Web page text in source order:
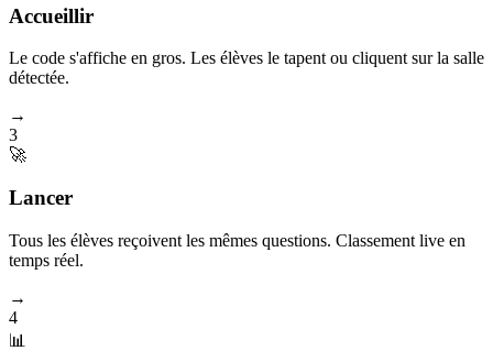
Accueillir
Le code s'affiche en gros. Les élèves le tapent ou cliquent sur la salle
détectée.
→
3
🚀
Lancer
Tous les élèves reçoivent les mêmes questions. Classement live en
temps réel.
→
4
📊